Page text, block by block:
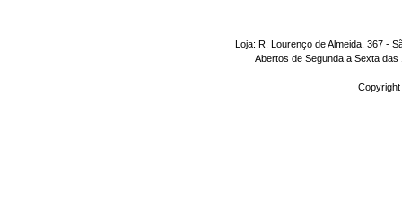
Loja: R. Lourenço de Almeida, 367 -
Abertos de Segunda a Sexta